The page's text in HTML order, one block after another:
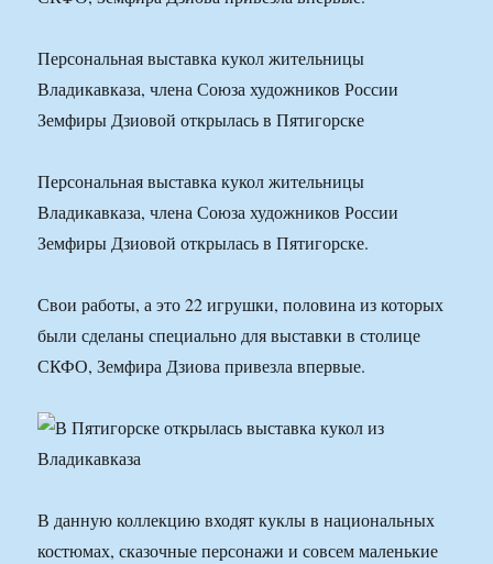
Персональная выставка кукол жительницы
Владикавказа, члена Союза художников России
Земфиры Дзиовой открылась в Пятигорске
Персональная выставка кукол жительницы
Владикавказа, члена Союза художников России
Земфиры Дзиовой открылась в Пятигорске.
Свои работы, а это 22 игрушки, половина из которых
были сделаны специально для выставки в столице
СКФО, Земфира Дзиова привезла впервые.
В данную коллекцию входят куклы в национальных
костюмах, сказочные персонажи и совсем маленькие